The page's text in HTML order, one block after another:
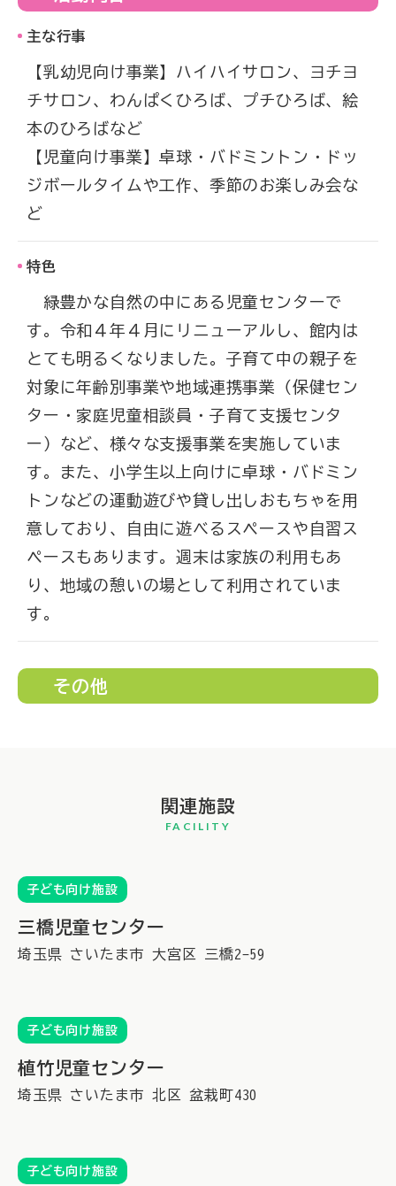
主な行事
【乳幼児向け事業】ハイハイサロン、ヨチヨ
チサロン、わんぱくひろば、プチひろば、絵
本のひろばなど
【児童向け事業】卓球・バドミントン・ドッ
ジボールタイムや工作、季節のお楽しみ会な
ど
特色
緑豊かな自然の中にある児童センターで
す。令和４年４月にリニューアルし、館内は
とても明るくなりました。子育て中の親子を
対象に年齢別事業や地域連携事業（保健セン
ター・家庭児童相談員・子育て支援センタ
ー）など、様々な支援事業を実施していま
す。また、小学生以上向けに卓球・バドミン
トンなどの運動遊びや貸し出しおもちゃを用
意しており、自由に遊べるスペースや自習ス
ペースもあります。週末は家族の利用もあ
り、地域の憩いの場として利用されていま
す。
その他
関連施設
FACILITY
子ども向け施設
三橋児童センター
埼玉県 さいたま市 大宮区 三橋2-59
子ども向け施設
植竹児童センター
埼玉県 さいたま市 北区 盆栽町430
子ども向け施設